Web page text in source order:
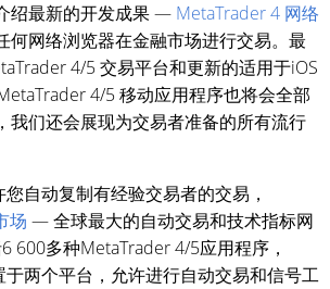
绍最新的开发成果 — MetaTrader 4 网络
何网络浏览器在金融市场进行交易。最
4/5 交易平台和更新的适用于iOS
4/5 移动应用程序也将会全部
我们还会展现为交易者准备的所有流行
您自动复制有经验交易者的交易，
场 — 全球最大的自动交易和技术指标网
600多种MetaTrader 4/5应用程序，
于两个平台，允许进行自动交易和信号工